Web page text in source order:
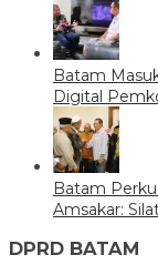
Batam
Digital
Batam
Amsakar:
DPRD BATAM